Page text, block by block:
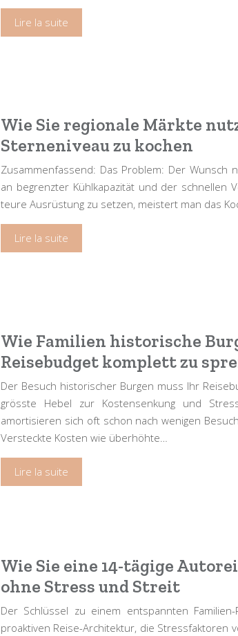
Lire la suite
Wie Sie regionale Märkte
Sterneniveau zu kochen
Zusammenfassend: Das Problem: Der Wunsch
an begrenzter Kühlkapazität und der schnellen
teure Ausrüstung zu setzen, meistert man das
Lire la suite
Wie Familien historische
Reisebudget komplett zu
Der Besuch historischer Burgen muss Ihr
grösste Hebel zur Kostensenkung und
amortisieren sich oft schon nach wenigen
Versteckte Kosten wie überhöhte…
Lire la suite
Wie Sie eine 14-tägige
ohne Stress und Streit
Der Schlüssel zu einem entspannten
proaktiven Reise-Architektur, die Stressfaktoren